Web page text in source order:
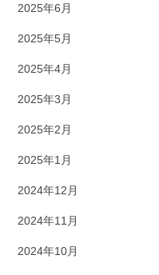
2025年6月
2025年5月
2025年4月
2025年3月
2025年2月
2025年1月
2024年12月
2024年11月
2024年10月